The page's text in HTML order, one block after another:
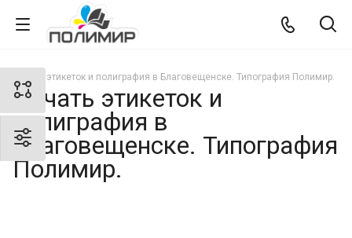
Печать этикеток и полиграфия в Благовещенске. Типография Полимир.
Печать этикеток и
полиграфия в
Благовещенске. Типография
Полимир.